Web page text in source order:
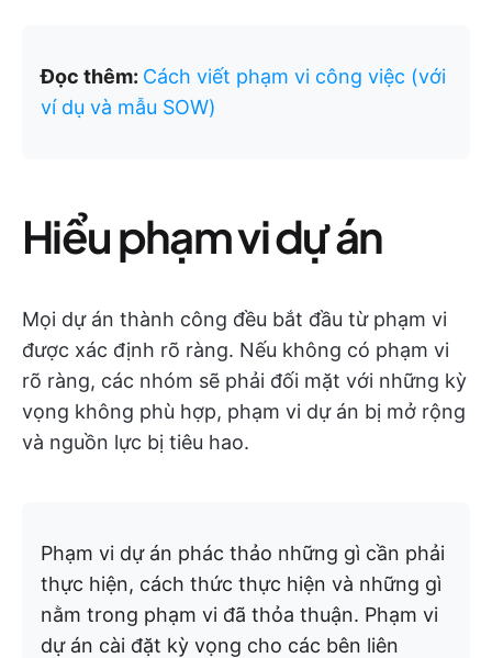
Đọc thêm: Cách viết phạm vi công việc (với
ví dụ và mẫu SOW)
Hiểu phạm vi dự án
Mọi dự án thành công đều bắt đầu từ phạm vi
được xác định rõ ràng. Nếu không có phạm vi
rõ ràng, các nhóm sẽ phải đối mặt với những kỳ
vọng không phù hợp, phạm vi dự án bị mở rộng
và nguồn lực bị tiêu hao.
Phạm vi dự án phác thảo những gì cần phải
thực hiện, cách thức thực hiện và những gì
nằm trong phạm vi đã thỏa thuận. Phạm vi
dự án cài đặt kỳ vọng cho các bên liên